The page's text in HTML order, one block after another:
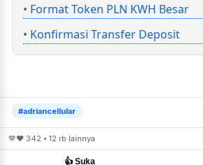
• Format Token PLN KWH Besar
• Konfirmasi Transfer Deposit
#adriancellular
💙❤️ 342 • 12 rb lainnya
👍 Suka